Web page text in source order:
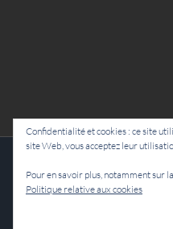
Confidentialité et cookies : ce site
site Web, vous acceptez leur
Pour en savoir plus, notamment sur
Politique relative aux cookies